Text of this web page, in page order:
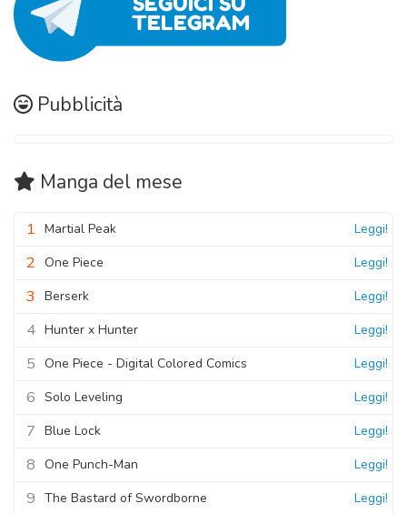
Pubblicità
Manga del mese
1 Martial Peak Leggi!
2 One Piece Leggi!
3 Berserk Leggi!
4 Hunter x Hunter Leggi!
5 One Piece - Digital Colored Comics Leggi!
6 Solo Leveling Leggi!
7 Blue Lock Leggi!
8 One Punch-Man Leggi!
9 The Bastard of Swordborne Leggi!